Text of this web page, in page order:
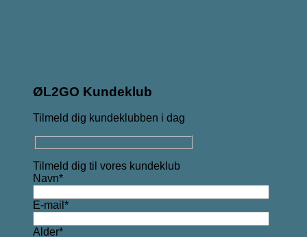
ØL2GO Kundeklub
Tilmeld dig kundeklubben i dag
Tilmeld dig til vores kundeklub
Navn*
E-mail*
Alder*